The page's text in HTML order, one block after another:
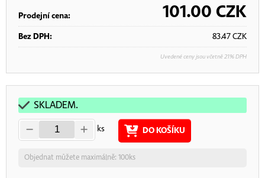
Prodejní cena: 101.00 CZK
Bez DPH: 83.47CZK
Uvedené ceny jsou včetně 21% DPH
SKLADEM.
ks DO KOŠÍKU
Objednat můžete maximálně: 100ks